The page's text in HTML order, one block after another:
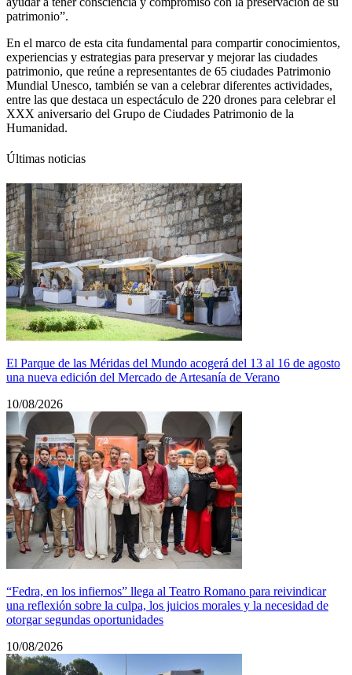
patrimonio”.
En el marco de esta cita fundamental para compartir conocimientos,
experiencias y estrategias para preservar y mejorar las ciudades
patrimonio, que reúne a representantes de 65 ciudades Patrimonio
Mundial Unesco, también se van a celebrar diferentes actividades,
entre las que destaca un espectáculo de 220 drones para celebrar el
XXX aniversario del Grupo de Ciudades Patrimonio de la
Humanidad.
Últimas noticias
El Parque de las Méridas del Mundo acogerá del 13 al 16 de agosto
una nueva edición del Mercado de Artesanía de Verano
10/08/2026
“Fedra, en los infiernos” llega al Teatro Romano para reivindicar
una reflexión sobre la culpa, los juicios morales y la necesidad de
otorgar segundas oportunidades
10/08/2026